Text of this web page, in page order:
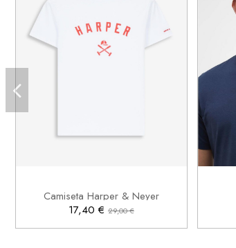
Camiseta Harper & Neyer
17,40 € 29,00 €
 Añadir al carrito